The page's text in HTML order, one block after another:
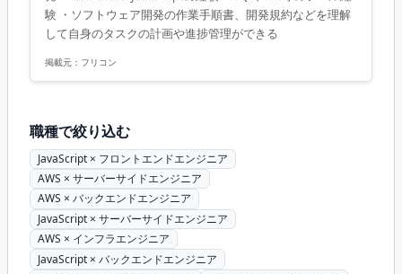
スト実施、報告書作成等を行っていただきます。 週5日、リ
モート
験 ・ソフトウェア開発の作業手順書、開発規約などを理解
して自身のタスクの計画や進捗管理ができる
掲載元： フリコン
職種で絞り込む
JavaScript × フロントエンドエンジニア
AWS × サーバーサイドエンジニア
AWS × バックエンドエンジニア
JavaScript × サーバーサイドエンジニア
AWS × インフラエンジニア
JavaScript × バックエンドエンジニア